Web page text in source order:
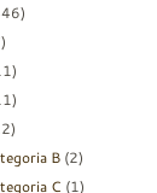
B (2)
C (1)